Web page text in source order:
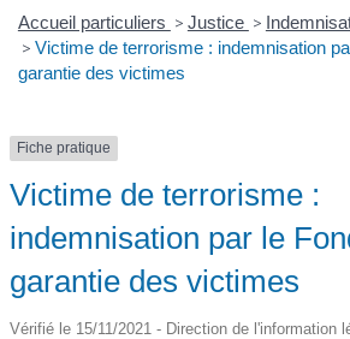
Accueil particuliers > Justice >
> Victime de terrorisme : indemnisation
garantie des victimes
Fiche pratique
Victime de terrorisme :
indemnisation par le
garantie des victimes
Vérifié le 15/11/2021 - Direction de l'information